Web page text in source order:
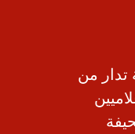
تدار من